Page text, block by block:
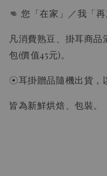
👊 您「在家」／我「
凡消費熟豆、掛耳商
包(價值45元)。
☉耳掛贈品隨機出貨，
皆為新鮮烘焙、包裝。